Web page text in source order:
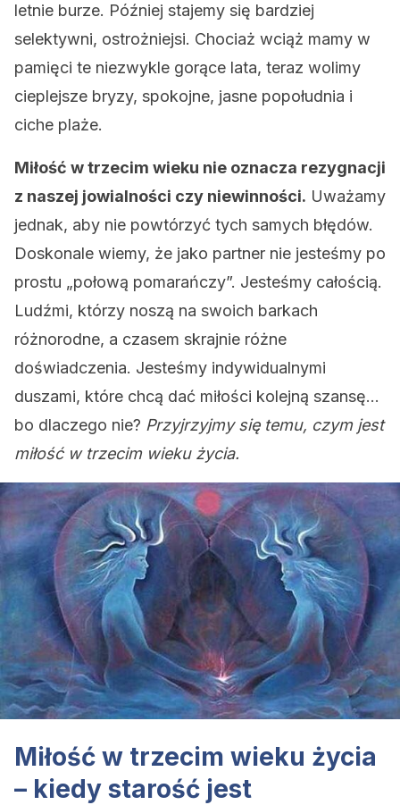
letnie burze. Później stajemy się bardziej
selektywni, ostrożniejsi. Chociaż wciąż mamy w
pamięci te niezwykle gorące lata, teraz wolimy
cieplejsze bryzy, spokojne, jasne popołudnia i
ciche plaże.
Miłość w trzecim wieku nie oznacza rezygnacji
z naszej jowialności czy niewinności. Uważamy
jednak, aby nie powtórzyć tych samych błędów.
Doskonale wiemy, że jako partner nie jesteśmy po
prostu „połową pomarańczy”. Jesteśmy całością.
Ludźmi, którzy noszą na swoich barkach
różnorodne, a czasem skrajnie różne
doświadczenia. Jesteśmy indywidualnymi
duszami, które chcą dać miłości kolejną szansę…
bo dlaczego nie? Przyjrzyjmy się temu, czym jest
miłość w trzecim wieku życia.
Miłość w trzecim wieku życia
– kiedy starość jest